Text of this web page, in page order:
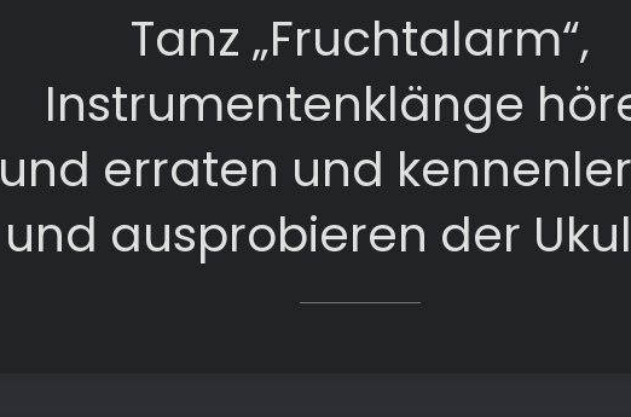
Tanz „Fruchtalarm“,
Instrumentenklänge
und erraten und
und ausprobieren der